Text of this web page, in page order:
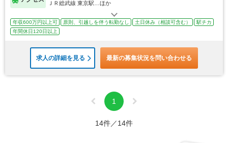
ＪＲ総武線 東京駅…ほか
年収600万円以上可 原則、引越しを伴う転勤なし 土日休み（相談可含む）
駅チカ
年間休日120日以上
求人の詳細を見る 最新の募集状況を問い合わせる
1
14件／14件